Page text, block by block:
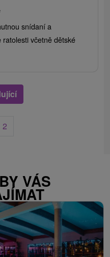
snídaní a
včetně dětské
2
VÁS